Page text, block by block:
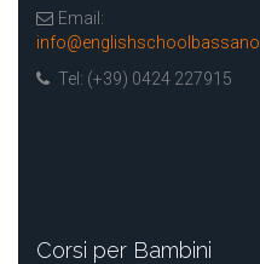
Email:
Tel: (+39) 0424 227915
Corsi per Bambini